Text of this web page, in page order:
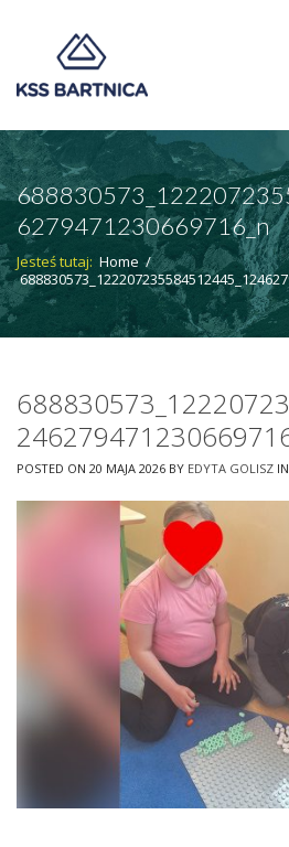
6279471230669716_n
Jesteś tutaj: Home /
POSTED ON 20 MAJA 2026 BY EDYTA GOLISZ IN